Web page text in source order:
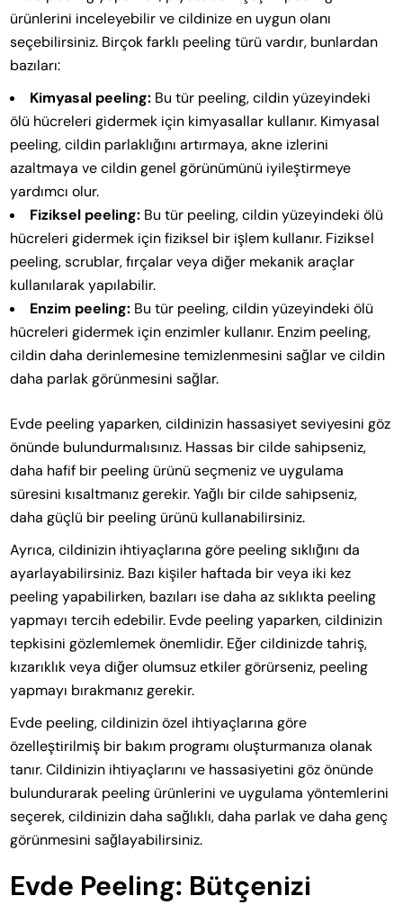
ürünlerini inceleyebilir ve cildinize en uygun olanı
seçebilirsiniz. Birçok farklı peeling türü vardır, bunlardan
bazıları:
Kimyasal peeling: Bu tür peeling, cildin yüzeyindeki
ölü hücreleri gidermek için kimyasallar kullanır. Kimyasal
peeling, cildin parlaklığını artırmaya, akne izlerini
azaltmaya ve cildin genel görünümünü iyileştirmeye
yardımcı olur.
Fiziksel peeling: Bu tür peeling, cildin yüzeyindeki ölü
hücreleri gidermek için fiziksel bir işlem kullanır. Fiziksel
peeling, scrublar, fırçalar veya diğer mekanik araçlar
kullanılarak yapılabilir.
Enzim peeling: Bu tür peeling, cildin yüzeyindeki ölü
hücreleri gidermek için enzimler kullanır. Enzim peeling,
cildin daha derinlemesine temizlenmesini sağlar ve cildin
daha parlak görünmesini sağlar.
Evde peeling yaparken, cildinizin hassasiyet seviyesini göz
önünde bulundurmalısınız. Hassas bir cilde sahipseniz,
daha hafif bir peeling ürünü seçmeniz ve uygulama
süresini kısaltmanız gerekir. Yağlı bir cilde sahipseniz,
daha güçlü bir peeling ürünü kullanabilirsiniz.
Ayrıca, cildinizin ihtiyaçlarına göre peeling sıklığını da
ayarlayabilirsiniz. Bazı kişiler haftada bir veya iki kez
peeling yapabilirken, bazıları ise daha az sıklıkta peeling
yapmayı tercih edebilir. Evde peeling yaparken, cildinizin
tepkisini gözlemlemek önemlidir. Eğer cildinizde tahriş,
kızarıklık veya diğer olumsuz etkiler görürseniz, peeling
yapmayı bırakmanız gerekir.
Evde peeling, cildinizin özel ihtiyaçlarına göre
özelleştirilmiş bir bakım programı oluşturmanıza olanak
tanır. Cildinizin ihtiyaçlarını ve hassasiyetini göz önünde
bulundurarak peeling ürünlerini ve uygulama yöntemlerini
seçerek, cildinizin daha sağlıklı, daha parlak ve daha genç
görünmesini sağlayabilirsiniz.
Evde Peeling: Bütçenizi